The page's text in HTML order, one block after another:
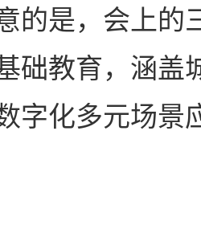
是，会上的
础教育，涵
字化多元场景